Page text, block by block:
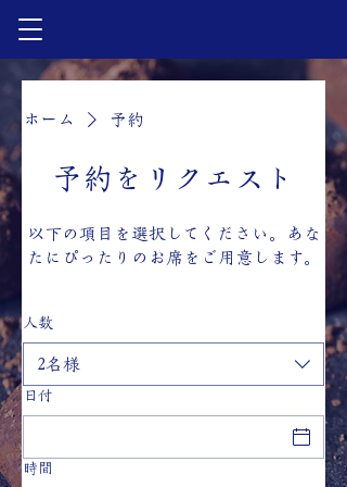
ホーム 予約
予約をリクエスト
以下の項目を選択してください。あな
たにぴったりのお席をご用意します。
人数
2名様
日付
時間